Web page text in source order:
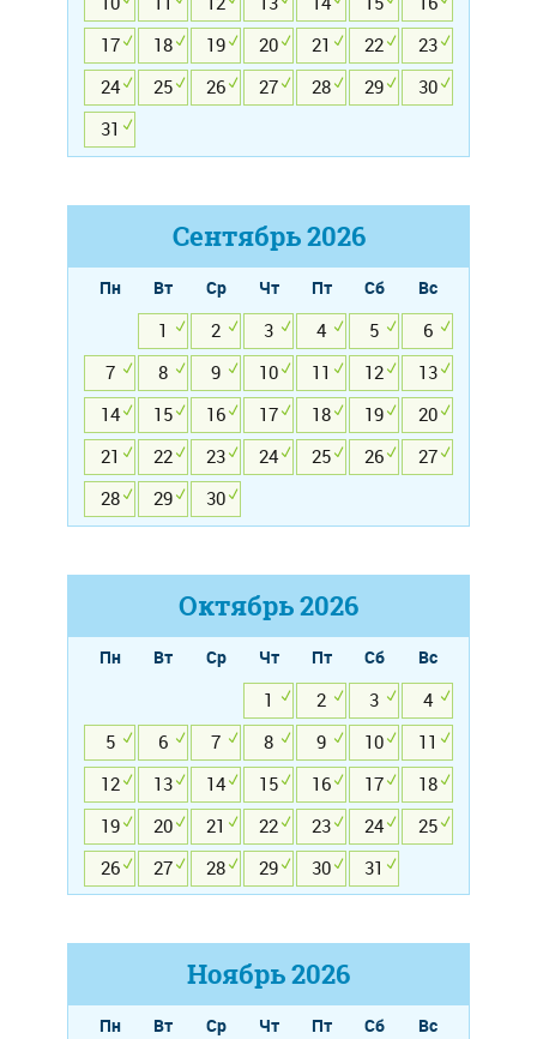
17
18 19 20 21 22
23
24
25 26 27 28 29
30
31
Сентябрь2026
Пн Вт Ср Чт Пт Сб
Вс
1
2 3 4 5
6
7
8 9 10 11 12
13
14
15 16 17 18 19
20
21
22 23 24 25 26
27
28
29 30
Октябрь2026
Пн Вт Ср Чт Пт Сб
Вс
1
2 3
4
5
6 7 8 9 10
11
12
13 14 15 16 17
18
19
20 21 22 23 24
25
26
27 28 29 30 31
Ноябрь2026
Пн Вт Ср Чт Пт Сб
Вс